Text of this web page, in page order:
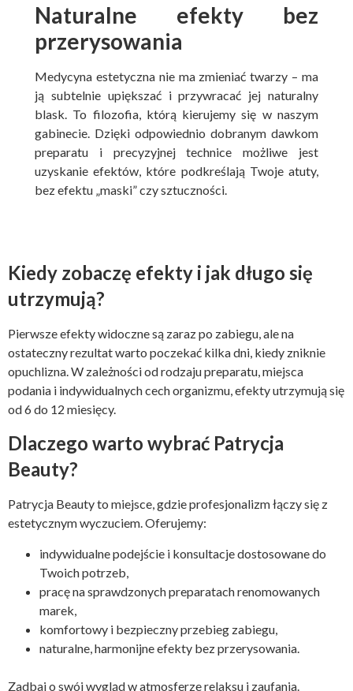
Naturalne efekty bez
przerysowania
Medycyna estetyczna nie ma zmieniać twarzy – ma
ją subtelnie upiększać i przywracać jej naturalny
blask. To filozofia, którą kierujemy się w naszym
gabinecie. Dzięki odpowiednio dobranym dawkom
preparatu i precyzyjnej technice możliwe jest
uzyskanie efektów, które podkreślają Twoje atuty,
bez efektu „maski” czy sztuczności.
Kiedy zobaczę efekty i jak długo się
utrzymują?
Pierwsze efekty widoczne są zaraz po zabiegu, ale na
ostateczny rezultat warto poczekać kilka dni, kiedy zniknie
opuchlizna. W zależności od rodzaju preparatu, miejsca
podania i indywidualnych cech organizmu, efekty utrzymują się
od 6 do 12 miesięcy.
Dlaczego warto wybrać Patrycja
Beauty?
Patrycja Beauty to miejsce, gdzie profesjonalizm łączy się z
estetycznym wyczuciem. Oferujemy:
indywidualne podejście i konsultacje dostosowane do
Twoich potrzeb,
pracę na sprawdzonych preparatach renomowanych
marek,
komfortowy i bezpieczny przebieg zabiegu,
naturalne, harmonijne efekty bez przerysowania.
Zadbaj o swój wygląd w atmosferze relaksu i zaufania.